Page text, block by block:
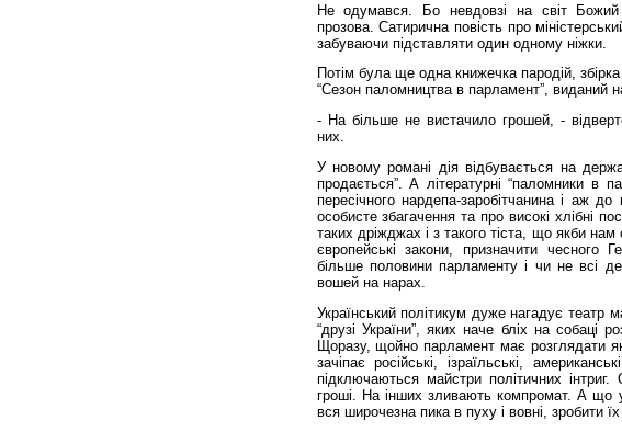
Не одумався. Бо невдовзі на світ
прозова. Сатирична повість про
забуваючи підставляти один одному ніжки.
Потім була ще одна книжечка пародій,
“Сезон паломництва в парламент”, виданий
- На більше не вистачило грошей, -
них.
У новому романі дія відбувається на
продається”. А літературні “паломники в
пересічного нардепа-заробітчанина і аж
особисте збагачення та про високі хлібні
таких дріжджах і з такого тіста, що якби
європейські закони, призначити чесного
більше половини парламенту і чи не всі
вошей на нарах.
Український політикум дуже нагадує театр
“друзі України”, яких наче бліх на собаці
Щоразу, щойно парламент має розглядати
зачіпає російські, ізраїльські,
підключаються майстри політичних
гроші. На інших зливають компромат. А що
вся широчезна пика в пуху і вовні, зробити